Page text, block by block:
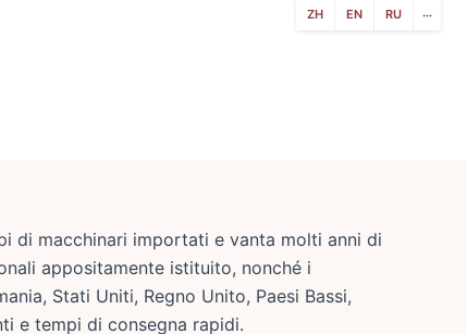
di macchinari importati e vanta molti anni di
appositamente istituito, nonché i
Stati Uniti, Regno Unito, Paesi Bassi,
e tempi di consegna rapidi.
ZH EN RU ···